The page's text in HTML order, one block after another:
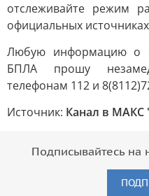
отслеживайте режим
официальных
Любую информацию о
БПЛА прошу
телефонам 112 и
Источник: Канал в МАКС
Подписывайтесь на